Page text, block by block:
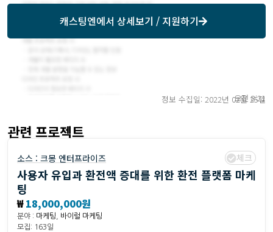
캐스팅엔에서 상세보기 / 지원하기
정보 수집일: 2022년 02월 25일
오전 8:21
관련 프로젝트
소스 : 크몽 엔터프라이즈 체크
사용자 유입과 환전액 증대를 위한 환전 플랫폼 마케
팅
₩18,000,000원
분야 : 마케팅
바이럴 마케팅
모집: 163일